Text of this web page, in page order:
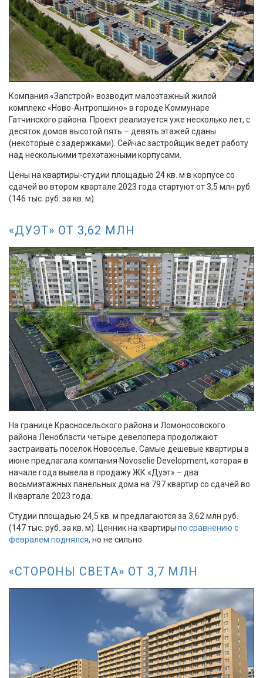
Компания «Запстрой» возводит малоэтажный жилой
комплекс «Ново-Антропшино» в городе Коммунаре
Гатчинского района. Проект реализуется уже несколько лет, с
десяток домов высотой пять – девять этажей сданы
(некоторые с задержками). Сейчас застройщик ведет работу
над несколькими трехэтажными корпусами.
Цены на квартиры-студии площадью 24 кв. м в корпусе со
сдачей во втором квартале 2023 года стартуют от 3,5 млн руб.
(146 тыс. руб. за кв. м).
«ДУЭТ» ОТ 3,62 МЛН
На границе Красносельского района и Ломоносовского
района Ленобласти четыре девелопера продолжают
застраивать поселок Новоселье. Самые дешевые квартиры в
июне предлагала компания Novoselie Development, которая в
начале года вывела в продажу ЖК «Дуэт» – два
восьмиэтажных панельных дома на 797 квартир со сдачей во
II квартале 2023 года.
Студии площадью 24,5 кв. м предлагаются за 3,62 млн руб.
(147 тыс. руб. за кв. м). Ценник на квартиры по сравнению с
февралем поднялся, но не сильно.
«СТОРОНЫ СВЕТА» ОТ 3,7 МЛН